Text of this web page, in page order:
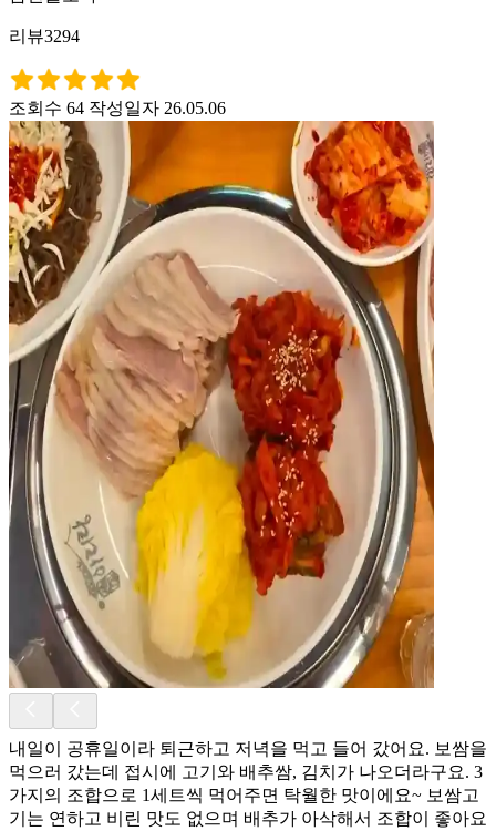
리뷰3294
조회수 64 작성일자 26.05.06
내일이 공휴일이라 퇴근하고 저녁을 먹고 들어 갔어요. 보쌈을
먹으러 갔는데 접시에 고기와 배추쌈, 김치가 나오더라구요. 3
가지의 조합으로 1세트씩 먹어주면 탁월한 맛이에요~ 보쌈고
기는 연하고 비린 맛도 없으며 배추가 아삭해서 조합이 좋아요